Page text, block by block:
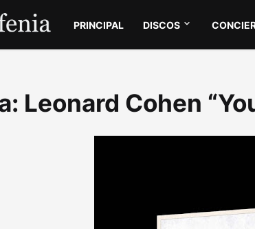
PRINCIPAL DISCOS
Leonard Cohen